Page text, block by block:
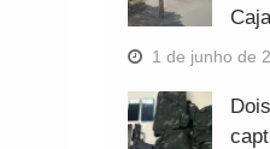
1 de junho de